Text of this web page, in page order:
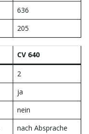
t
o
636
205
CV 640
2
ja
nein
nach Absprache